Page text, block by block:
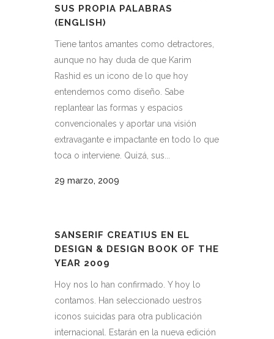
SUS PROPIA PALABRAS
(ENGLISH)
Tiene tantos amantes como detractores,
aunque no hay duda de que Karim
Rashid es un icono de lo que hoy
entendemos como diseño. Sabe
replantear las formas y espacios
convencionales y aportar una visión
extravagante e impactante en todo lo que
toca o interviene. Quizá, sus...
29 marzo, 2009
SANSERIF CREATIUS EN EL
DESIGN & DESIGN BOOK OF THE
YEAR 2009
Hoy nos lo han confirmado. Y hoy lo
contamos. Han seleccionado uestros
iconos suicidas para otra publicación
internacional. Estarán en la nueva edición